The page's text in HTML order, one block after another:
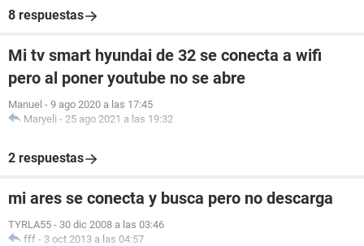
8 respuestas
Mi tv smart hyundai de 32 se conecta a wifi
pero al poner youtube no se abre
Manuel - 9 ago 2020 a las 17:45
Maryeli - 25 ago 2021 a las 19:32
2 respuestas
mi ares se conecta y busca pero no descarga
TYRLA55 - 30 dic 2008 a las 03:46
fff - 3 oct 2013 a las 04:57